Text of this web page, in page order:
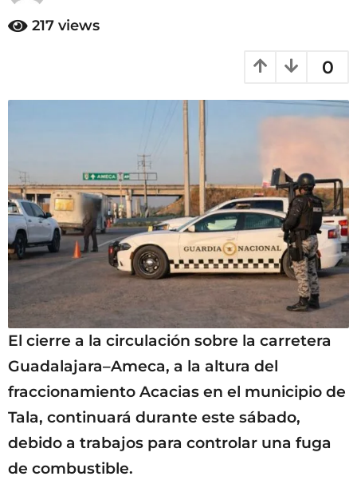
m
217 views
0
El cierre a la circulación sobre la carretera
Guadalajara–Ameca, a la altura del
fraccionamiento Acacias en el municipio de
Tala, continuará durante este sábado,
debido a trabajos para controlar una fuga
de combustible.